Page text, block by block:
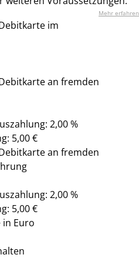
Mehr erfahren
im
an fremden
2,00 %
5,00 €
an fremden
2,00 %
5,00 €
Euro